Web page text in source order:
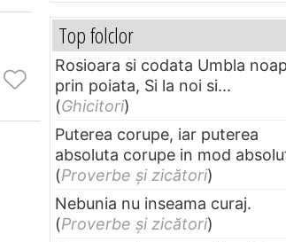
Top folclor
Rosioara si codata Umbla
prin poiata, Si la noi si...
(Ghicitori)
Puterea corupe, iar puterea
absoluta corupe in mod
(Proverbe și zicători)
Nebunia nu inseama curaj.
(Proverbe și zicători)